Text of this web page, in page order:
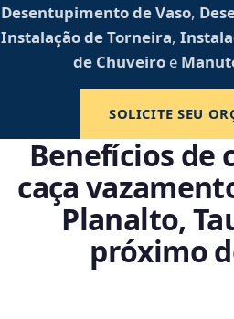
Desentupimento de Vaso,
Instalação de Torneira,
de Chuveiro e
SOLICITE SEU
Benefícios de
caça
Planalto,
próximo